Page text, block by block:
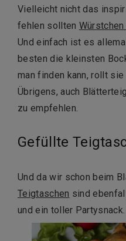
Vielleicht nicht das
fehlen sollten
Und einfach ist es
besten die kleinsten
man finden kann, rollt
Übrigens, auch
zu empfehlen.
Gefüllte
Und da wir schon beim
Teigtaschen sind
und ein toller Partysnack.